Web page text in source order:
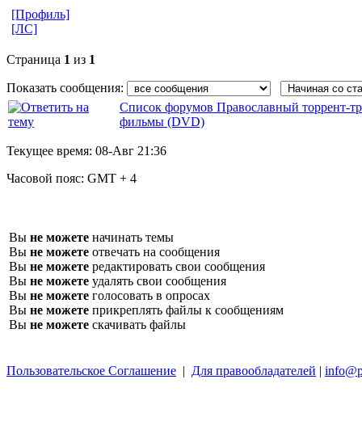
[Профиль]
[ЛС]
Страница 1 из 1
Показать сообщения:
Список форумов Православный торрент-
фильмы (DVD)
Текущее время: 08-Авг 21:36
Часовой пояс: GMT + 4
Вы не можете начинать темы
Вы не можете отвечать на сообщения
Вы не можете редактировать свои сообщения
Вы не можете удалять свои сообщения
Вы не можете голосовать в опросах
Вы не можете прикреплять файлы к сообщениям
Вы не можете скачивать файлы
Пользовательское Соглашение | Для правообладателей |